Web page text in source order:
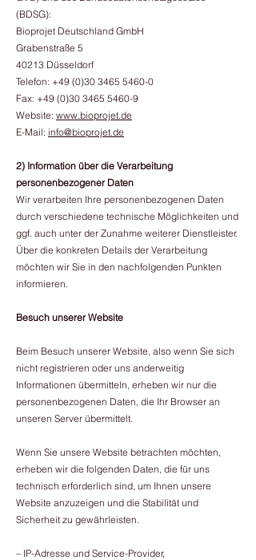
(BDSG):
Bioprojet Deutschland GmbH
Grabenstraße 5
40213 Düsseldorf
Telefon: +49 (0)30 3465 5460-0
Fax: +49 (0)30 3465 5460-9
Website: www.bioprojet.de
E-Mail: info@bioprojet.de
2) Information über die Verarbeitung
personenbezogener Daten
Wir verarbeiten Ihre personenbezogenen Daten
durch verschiedene technische Möglichkeiten und
ggf. auch unter der Zunahme weiterer Dienstleister.
Über die konkreten Details der Verarbeitung
möchten wir Sie in den nachfolgenden Punkten
informieren.
Besuch unserer Website
​Beim Besuch unserer Website, also wenn Sie sich
nicht registrieren oder uns anderweitig
Informationen übermitteln, erheben wir nur die
personenbezogenen Daten, die Ihr Browser an
unseren Server übermittelt.
Wenn Sie unsere Website betrachten möchten,
erheben wir die folgenden Daten, die für uns
technisch erforderlich sind, um Ihnen unsere
Website anzuzeigen und die Stabilität und
Sicherheit zu gewährleisten.
– IP-Adresse und Service-Provider,